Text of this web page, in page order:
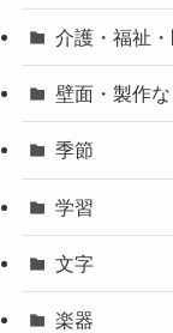
介護・福祉
壁面・製作
季節
学習
文字
楽器